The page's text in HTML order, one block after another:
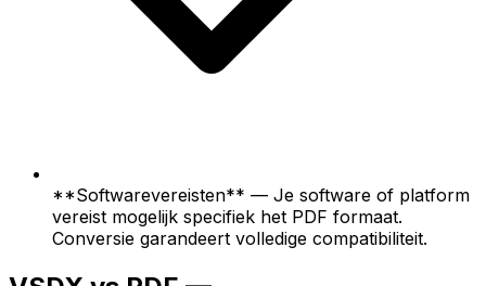
**Softwarevereisten** — Je software of platform
vereist mogelijk specifiek het PDF formaat.
Conversie garandeert volledige compatibiliteit.